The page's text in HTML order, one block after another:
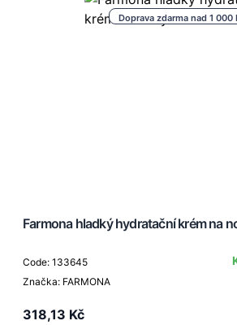
Doprava zdarma nad 1 000
Farmona hladký hydratační krém na
Code: 133645
Značka: FARMONA
318,13 Kč